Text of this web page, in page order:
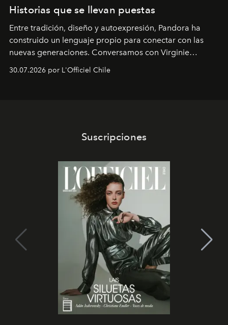
Historias que se llevan puestas
Entre tradición, diseño y autoexpresión, Pandora ha
construido un lenguaje propio para conectar con las
nuevas generaciones. Conversamos con Virginie
Dubray, la responsable de marketing para
Latinoamérica, sobre identidad, cultura y el valor
30.07.2026 por L'Officiel Chile
Suscripciones